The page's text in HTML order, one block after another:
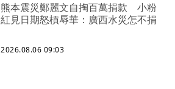
熊本震災鄭麗文自掏百萬捐款 小粉
紅見日期怒槓辱華：廣西水災怎不捐
2026.08.06 09:03